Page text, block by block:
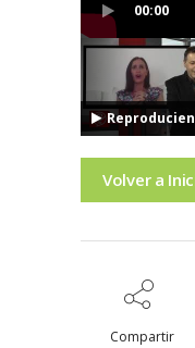
00:00
Volver a
Compartir